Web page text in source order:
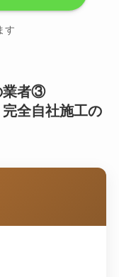
す
業者③
全自社施工の